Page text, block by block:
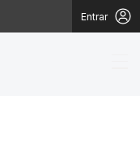
Entrar